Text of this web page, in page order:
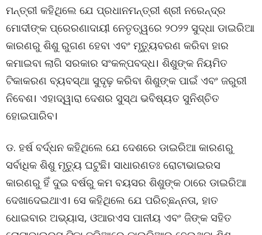
ମନ୍ତ୍ରୀ କହିଥିଲେ ଯେ ପ୍ରଧାନମନ୍ତ୍ରୀ ଶ୍ରୀ ନରେନ୍ଦ୍ର
ମୋଦୀଙ୍କ ପ୍ରେରଣାଦାୟୀ ନେତୃତ୍ୱରେ ୨୦୨୨ ସୁଦ୍ଧା ଡାଇରିଆ
କାରଣରୁ ଶିଶୁ ରୁଗଣ ହେବା ଏବଂ ମୃତ୍ୟୁବରଣ କରିବା ହାର
କମାଇବା ଲାଗି ସରକାର ସଂକଳ୍ପବଦ୍ଧ। ଶିଶୁଙ୍କ ନିୟମିତ
ଟିକାକରଣ ବ୍ୟବସ୍ଥା ସୁଦୃଢ଼ କରିବା ଶିଶୁଙ୍କ ପାଇଁ ଏବଂ ଜରୁରୀ
ନିବେଶ। ଏହାଦ୍ୱାରା ଦେଶର ସୁସ୍ଥ ଭବିଷ୍ୟତ ସୁନିଶ୍ଚିତ
ହୋଇପାରିବ।
ଡ. ହର୍ଷ ବର୍ଦ୍ଧନ କହିଥିଲେ ଯେ ଦେଶରେ ଡାଇରିଆ କାରଣରୁ
ସର୍ବାଧିକ ଶିଶୁ ମୃତ୍ୟୁ ଘଟୁଛି। ସାଧାରଣତଃ ରୋଟାଭାଇରସ
କାରଣରୁ ହିଁ ଦୁଇ ବର୍ଷରୁ କମ ବୟସର ଶିଶୁଙ୍କ ଠାରେ ଡାଇରିଆ
ଦେଖାଦେଇଥାଏ। ସେ କହିଥିଲେ ଯେ ପରିଚ୍ଛନ୍ନତା, ହାତ
ଧୋଇବାର ଅଭ୍ୟାସ, ଓଆରଏସ ପାନୀୟ ଏବଂ ଜିଙ୍କ ସହିତ